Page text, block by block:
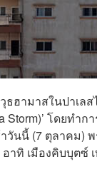
ฮามาสในปาเ
โดยทำ
วันนี้ (7 ตุลาคม)
ทิ เมืองคิบบุตซ์